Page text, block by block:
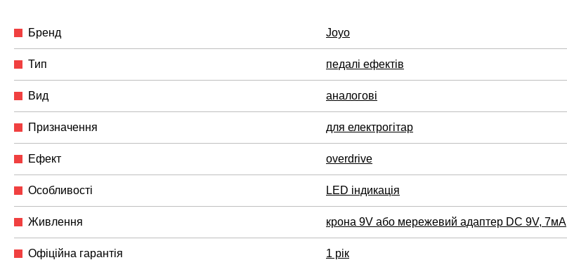
Бренд Joyo
Тип педалі ефектів
Вид аналогові
Призначення для електрогітар
Ефект overdrive
Особливості LED індикація
Живлення крона 9V або мережевий адаптер DC 9V, 7мА
Офіційна гарантія 1 рік